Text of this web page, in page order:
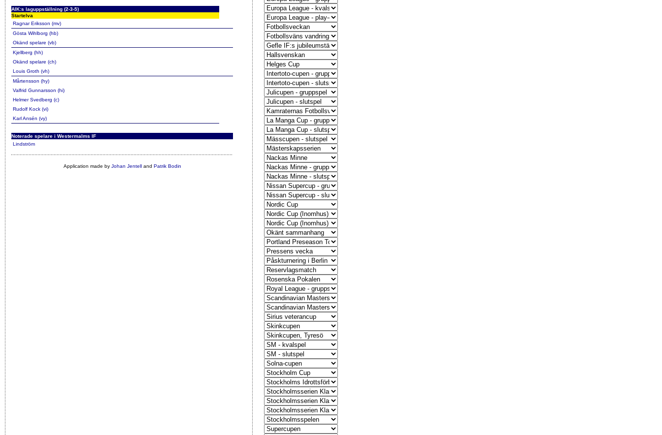
AIK:s laguppställning (2-3-5)
Startelva
Ragnar Eriksson (mv)
Gösta Wihlborg (hb)
Okänd spelare (vb)
Kjellberg (hh)
Okänd spelare (ch)
Louis Groth (vh)
Mårtensson (hy)
Valfrid Gunnarsson (hi)
Helmer Svedberg (c)
Rudolf Kock (vi)
Karl Ansén (vy)
Noterade spelare i Westermalms IF
Lindström
Application made by Johan Jentelland Patrik Bodin